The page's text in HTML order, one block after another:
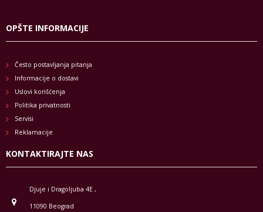
OPŠTE INFORMACIJE
Često postavljanja pitanja
Informacije o dostavi
Uslovi korišćenja
Politika privatnosti
Servisi
Reklamacije
KONTAKTIRAJTE NAS
Djuje i Dragoljuba 4E ,
11090 Beograd